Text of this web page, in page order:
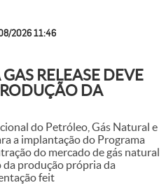
2026 11:46
RELEASE DEVE
DA
do Petróleo, Gás Natural e
a implantação do Programa
do mercado de gás natural
da produção própria da
feit